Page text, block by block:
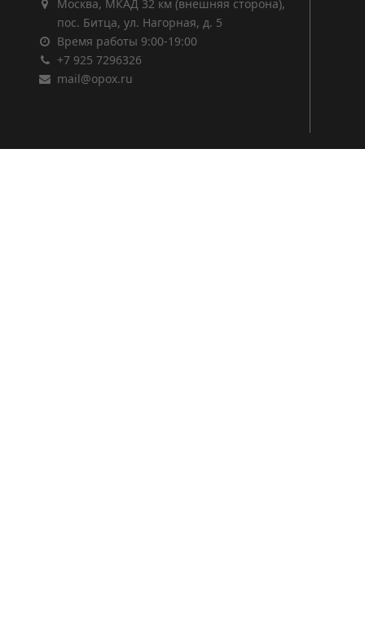
Москва, МКАД 32 км (внешняя сторона),
пос. Битца, ул. Нагорная, д. 5
Время работы 9:00-19:00
+7 925 7296326
mail@opox.ru